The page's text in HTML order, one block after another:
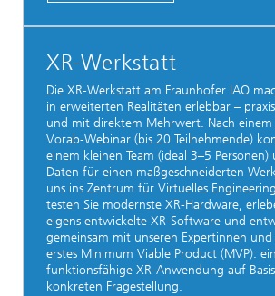
XR-Werkstatt
Die XR-Werkstatt am Fraunhofer IAO
in erweiterten Realitäten erlebbar –
und mit direktem Mehrwert. Nach
Vorab-Webinar (bis 20 Teilnehmende)
einem kleinen Team (ideal 3–5
Daten für einen maßgeschneiderten
uns ins Zentrum für Virtuelles
testen Sie modernste XR-Hardware,
eigens entwickelte XR-Software und
gemeinsam mit unseren Expertinnen und
erstes Minimum Viable Product (MVP):
funktionsfähige XR-Anwendung auf
konkreten Fragestellung.